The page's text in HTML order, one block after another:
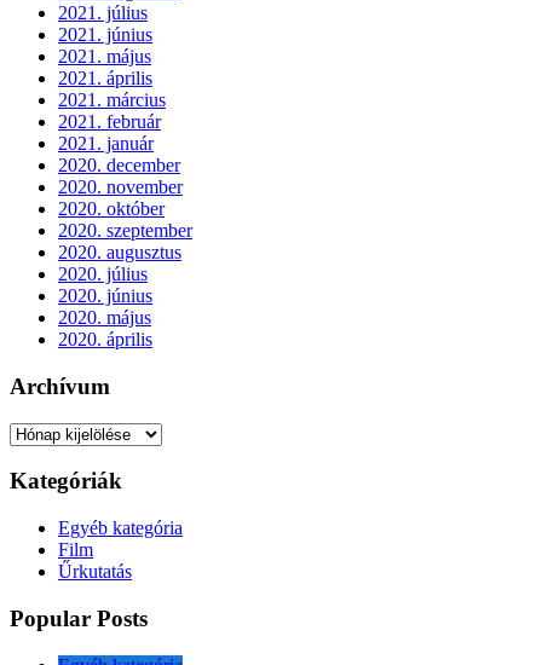
2021. július
2021. június
2021. május
2021. április
2021. március
2021. február
2021. január
2020. december
2020. november
2020. október
2020. szeptember
2020. augusztus
2020. július
2020. június
2020. május
2020. április
Archívum
Archívum
Kategóriák
Egyéb kategória
Film
Űrkutatás
Popular Posts